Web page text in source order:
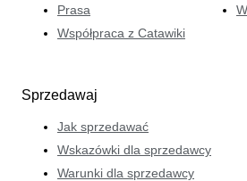
Prasa
Współpraca z Catawiki
Sprzedawaj
Jak sprzedawać
Wskazówki dla sprzedawcy
Warunki dla sprzedawcy